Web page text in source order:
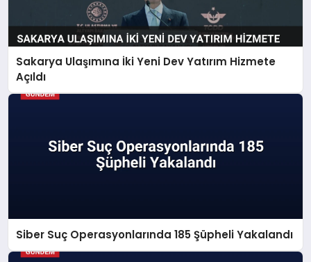
Sakarya Ulaşımına İki Yeni Dev Yatırım Hizmete
Açıldı
Siber Suç Operasyonlarında 185 Şüpheli Yakalandı